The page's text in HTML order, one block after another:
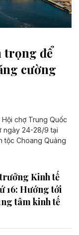
trọng để
cường
chợ Trung Quốc
ngày 24-28/9 tại
tộc Choang Quảng
Kinh tế
16: Hướng tới
tâm kinh tế